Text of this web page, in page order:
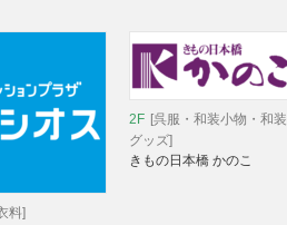
料]
2F [呉服・和装小物・和装
グッズ]
きもの日本橋 かのこ